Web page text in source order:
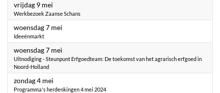
vrijdag 9 mei
Werkbezoek Zaanse Schans
woensdag 7 mei
Ideeënmarkt
woensdag 7 mei
Uitnodiging - Steunpunt Erfgoedteam: De toekomst van het agrarisch erfgoed in
Noord-Holland
zondag 4 mei
Programma's herdenkingen 4 mei 2024